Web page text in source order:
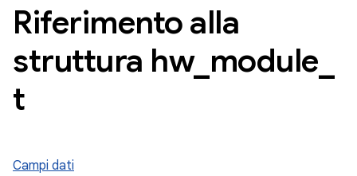
Riferimento alla
struttura hw_ module
t
Campi dati